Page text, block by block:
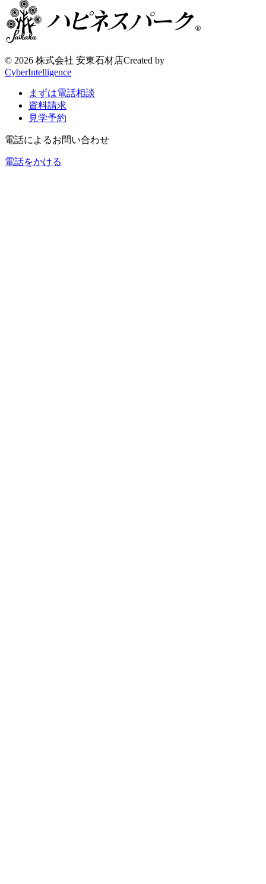
© 2026 株式会社 安東石材店Created by
CyberIntelligence
まずは電話相談
資料請求
見学予約
電話によるお問い合わせ
電話をかける